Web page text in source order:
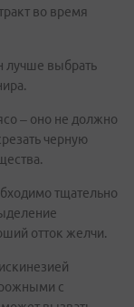
во время
лучше выбрать
– оно не должно
черную
тщательно
отток желчи.
с